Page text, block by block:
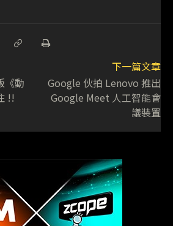
《動
!!
下一篇文章
Google 伙拍 Lenovo 推出
Google Meet 人工智能會
議裝置